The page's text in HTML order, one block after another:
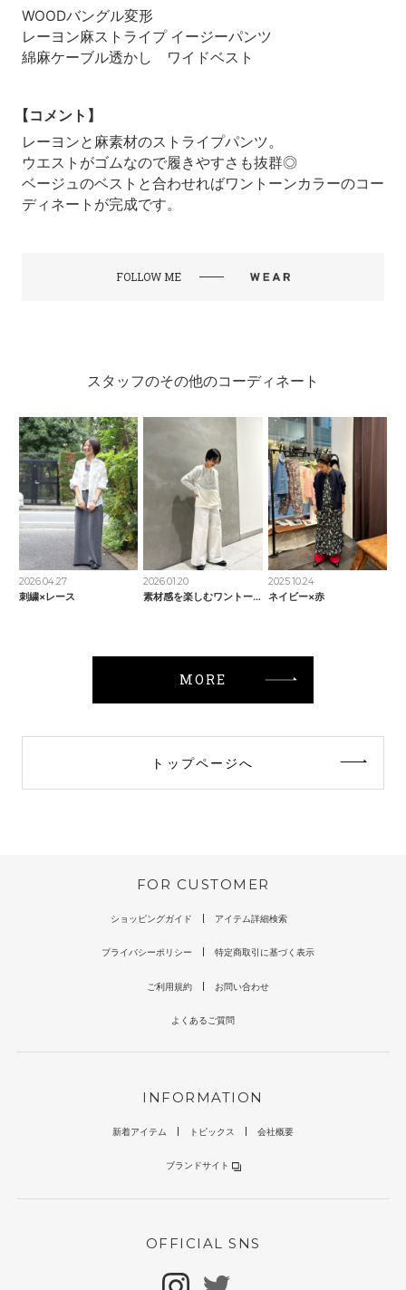
WOODバングル変形
レーヨン麻ストライプ イージーパンツ
綿麻ケーブル透かし ワイドベスト
【コメント】
レーヨンと麻素材のストライプパンツ。
ウエストがゴムなので履きやすさも抜群◎
ベージュのベストと合わせればワントーンカラーのコー
ディネートが完成です。
FOLLOW ME
スタッフのその他のコーディネート
2026.04.27
刺繍×レース
2026.01.20
素材感を楽しむワントーンコーデ
2025.10.24
ネイビー×赤
MORE
トップページへ
FOR CUSTOMER
ショッピングガイド アイテム詳細検索
プライバシーポリシー 特定商取引に基づく表示
ご利用規約 お問い合わせ
よくあるご質問
INFORMATION
新着アイテム トピックス 会社概要
ブランドサイト
OFFICIAL SNS